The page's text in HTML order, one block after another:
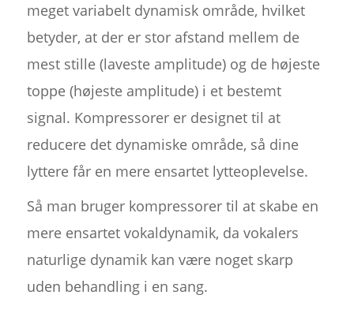
meget variabelt dynamisk område, hvilket
betyder, at der er stor afstand mellem de
mest stille (laveste amplitude) og de højeste
toppe (højeste amplitude) i et bestemt
signal. Kompressorer er designet til at
reducere det dynamiske område, så dine
lyttere får en mere ensartet lytteoplevelse.
Så man bruger kompressorer til at skabe en
mere ensartet vokaldynamik, da vokalers
naturlige dynamik kan være noget skarp
uden behandling i en sang.